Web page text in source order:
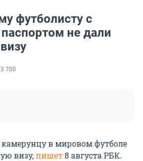
футболисту с
не дали
3 700
в мировом футболе
визу,пишет8 августа РБК.